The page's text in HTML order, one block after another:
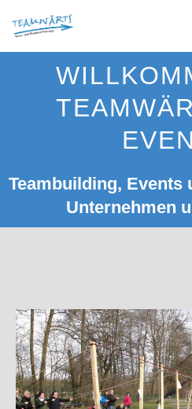
Inhalt
springen
Teambuilding, Events
Unternehmen